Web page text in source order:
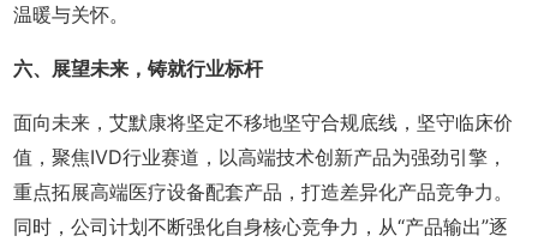
温暖与关怀。
六、展望未来，铸就行业标杆
面向未来，艾默康将坚定不移地坚守合规底线，坚守临床价
值，聚焦IVD行业赛道，以高端技术创新产品为强劲引擎，
重点拓展高端医疗设备配套产品，打造差异化产品竞争力。
同时，公司计划不断强化自身核心竞争力，从“产品输出”逐